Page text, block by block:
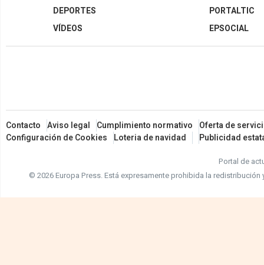
DEPORTES
VÍDEOS
PORTALTIC
EPSOCIAL
Contacto Aviso legal Cumplimiento normativo
Oferta de
Configuración de Cookies
Loteria de navidad Publicidad
Portal de
© 2026 Europa Press.Está expresamente prohibida la